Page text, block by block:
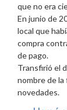
que no era
En junio de
local que
compra
de pago.
Transfirió el
nombre de la
novedades.